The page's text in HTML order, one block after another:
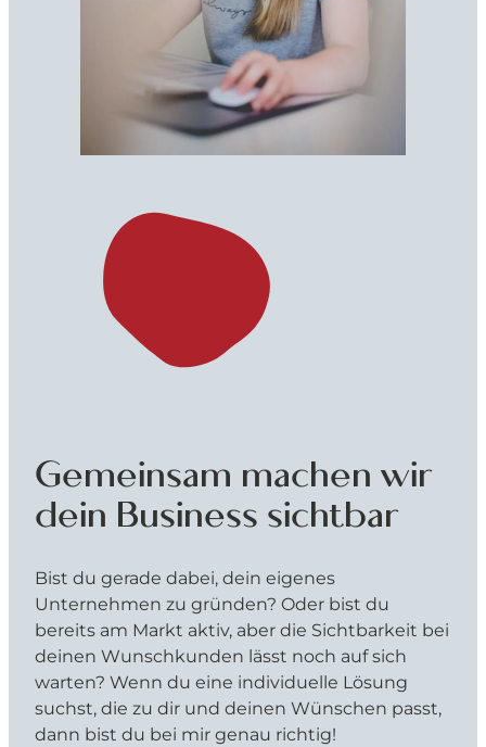
Gemeinsam machen wir
dein Business sichtbar
Bist du gerade dabei, dein eigenes
Unternehmen zu gründen? Oder bist du
bereits am Markt aktiv, aber die Sichtbarkeit bei
deinen Wunschkunden lässt noch auf sich
warten? Wenn du eine individuelle Lösung
suchst, die zu dir und deinen Wünschen passt,
dann bist du bei mir genau richtig!